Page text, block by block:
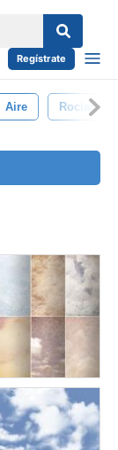
Regístrate
Aire Rociar